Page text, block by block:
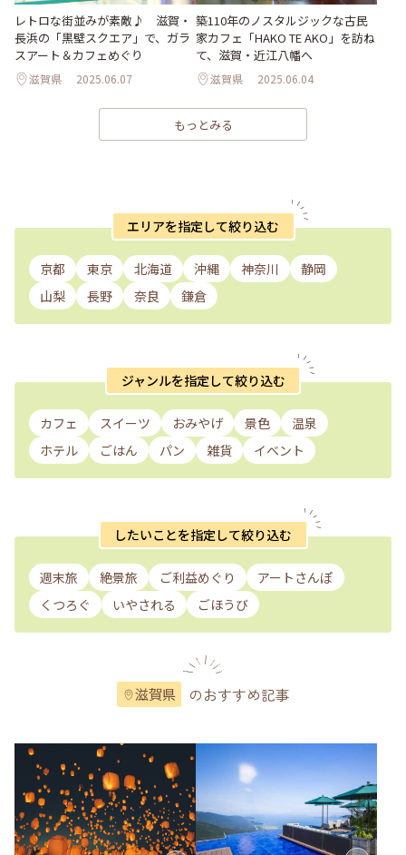
レトロな街並みが素敵♪ 滋賀・
長浜の「黒壁スクエア」で、ガラ
スアート＆カフェめぐり
滋賀県 2025.06.07
築110年のノスタルジックな古民
家カフェ「HAKO TE AKO」を訪ね
て、滋賀・近江八幡へ
滋賀県 2025.06.04
もっとみる
エリアを指定して絞り込む
京都 東京 北海道 沖縄 神奈川
静岡
山梨
長野 奈良 鎌倉
ジャンルを指定して絞り込む
カフェ スイーツ おみやげ 景色
温泉
ホテル
ごはん パン 雑貨 イベント
したいことを指定して絞り込む
週末旅 絶景旅 ご利益めぐり
アートさんぽ
くつろぐ
いやされる ごほうび
滋賀県 のおすすめ記事